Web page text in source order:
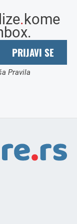
.kome
PRIJAVI SE
Pravila